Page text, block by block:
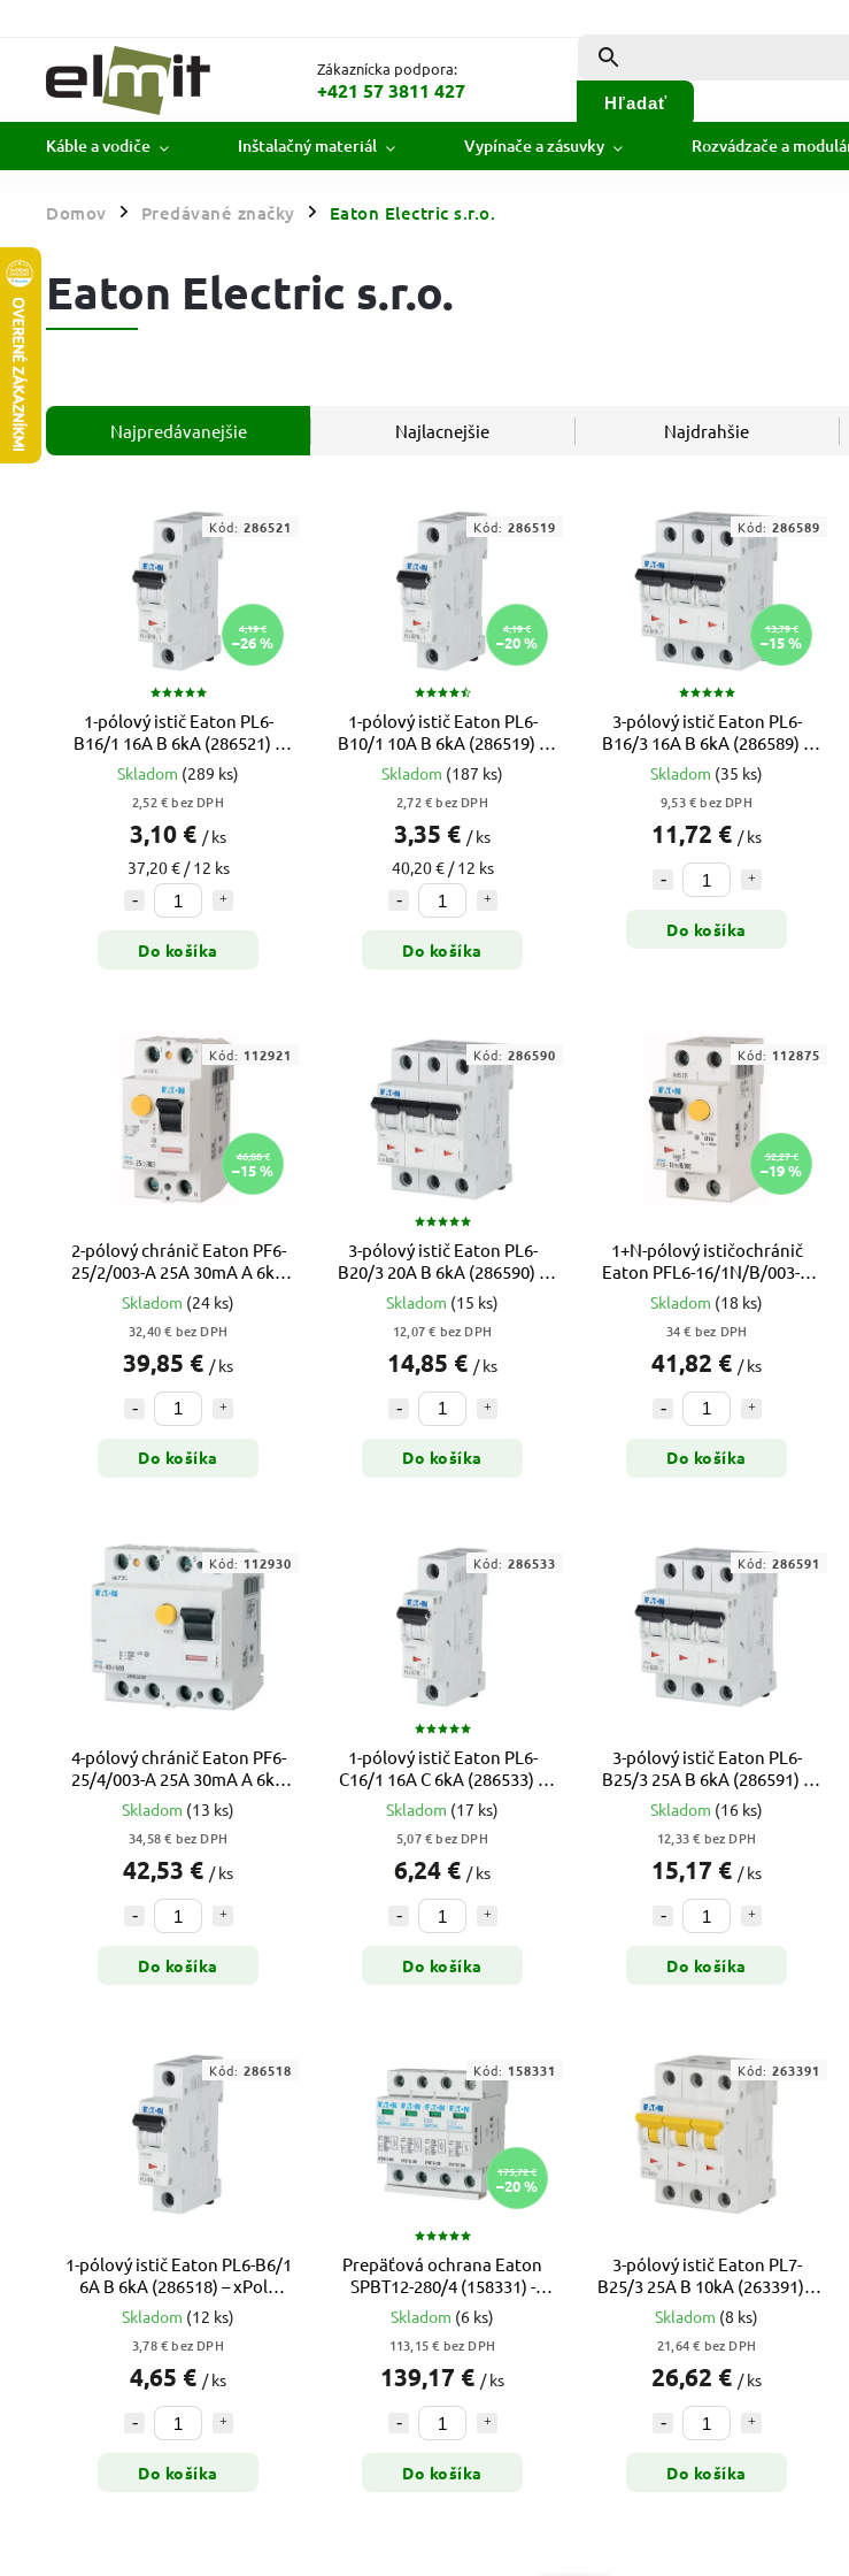
Zákaznícka podpora:
+421 57 3811 427
Hľadať
Káble a vodiče Inštalačný materiál Vypínače a zásuvky Rozvádzače a
Domov / Predávané značky / Eaton Electric s.r.o.
Eaton Electric s.r.o.
Najpredávanejšie Najlacnejšie Najdrahšie
4,19 €
–26 %
1-pólový istič Eaton PL6-
B16/1 16A B 6kA (286521) –
xPole Moeller
Skladom (289 ks)
2,52 € bez DPH
3,10 € / ks
37,20 € / 12 ks
Do košíka
Kód: 286521
4,19 €
–20 %
1-pólový istič Eaton PL6-
B10/1 10A B 6kA (286519) –
xPole Moeller
Skladom (187 ks)
2,72 € bez DPH
3,35 € / ks
40,20 € / 12 ks
Do košíka
Kód: 286519
13,79 €
–15 %
3-pólový istič Eaton PL6-
B16/3 16A B 6kA (286589) –
xPole Moeller
Skladom (35 ks)
9,53 € bez DPH
11,72 € / ks
Do košíka
Kód: 286589
46,88 €
–15 %
2-pólový chránič Eaton PF6-
25/2/003-A 25A 30mA A 6kA
(112921)
Skladom (24 ks)
32,40 € bez DPH
39,85 € / ks
Do košíka
Kód: 112921
3-pólový istič Eaton PL6-
B20/3 20A B 6kA (286590) –
xPole Moeller
Skladom (15 ks)
12,07 € bez DPH
14,85 € / ks
Do košíka
Kód: 286590
52,27 €
–19 %
1+N-pólový ističochránič
Eaton PFL6-16/1N/B/003-A
16A B 30mA A 6kA (112875)
Skladom (18 ks)
34 € bez DPH
41,82 € / ks
Do košíka
Kód: 112875
4-pólový chránič Eaton PF6-
25/4/003-A 25A 30mA A 6kA
(112930)
Skladom (13 ks)
34,58 € bez DPH
42,53 € / ks
Do košíka
Kód: 112930
1-pólový istič Eaton PL6-
C16/1 16A C 6kA (286533) –
xPole Moeller
Skladom (17 ks)
5,07 € bez DPH
6,24 € / ks
Do košíka
Kód: 286533
3-pólový istič Eaton PL6-
B25/3 25A B 6kA (286591) –
xPole Moeller
Skladom (16 ks)
12,33 € bez DPH
15,17 € / ks
Do košíka
Kód: 286591
1-pólový istič Eaton PL6-B6/1
6A B 6kA (286518) – xPole
Moeller
Skladom (12 ks)
3,78 € bez DPH
4,65 € / ks
Do košíka
Kód: 286518
175,72 €
–20 %
Prepäťová ochrana Eaton
SPBT12-280/4 (158331) -
T1+T2 / 4-pól
Skladom (6 ks)
113,15 € bez DPH
139,17 € / ks
Do košíka
Kód: 158331
3-pólový istič Eaton PL7-
B25/3 25A B 10kA (263391) –
xPole Moeller
Skladom (8 ks)
21,64 € bez DPH
26,62 € / ks
Do košíka
Kód: 263391